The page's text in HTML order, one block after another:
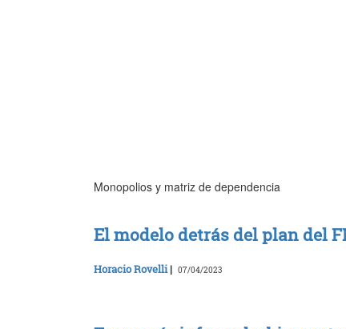
Monopolios y matriz de dependencia
El modelo detrás del plan del
Horacio Rovelli| 07/04/2023